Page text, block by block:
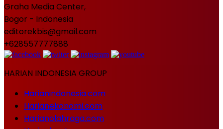
Graha Media Center,
Bogor - Indonesia
editorekbis@gmail.com
+628557777888
HARIAN INDONESIA GROUP
Harianindonesia.com
Harianekonomi.com
Harianolahraga.com